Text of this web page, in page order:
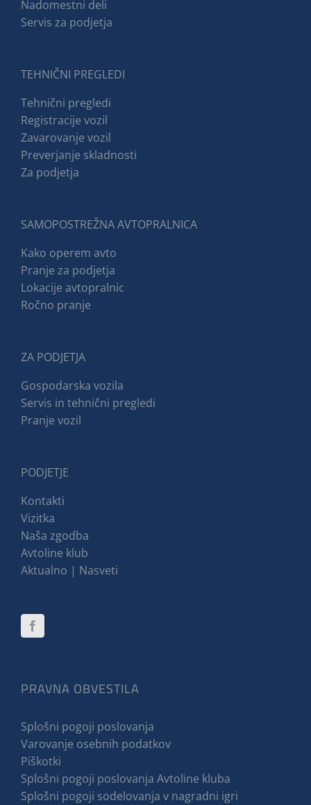
Nadomestni deli
Servis za podjetja
TEHNIČNI PREGLEDI
Tehnični pregledi
Registracije vozil
Zavarovanje vozil
Preverjanje skladnosti
Za podjetja
SAMOPOSTREŽNA AVTOPRALNICA
Kako operem avto
Pranje za podjetja
Lokacije avtopralnic
Ročno pranje
ZA PODJETJA
Gospodarska vozila
Servis in tehnični pregledi
Pranje vozil
PODJETJE
Kontakti
Vizitka
Naša zgodba
Avtoline klub
Aktualno | Nasveti
PRAVNA OBVESTILA
Splošni pogoji poslovanja
Varovanje osebnih podatkov
Piškotki
Splošni pogoji poslovanja Avtoline kluba
Splošni pogoji sodelovanja v nagradni igri